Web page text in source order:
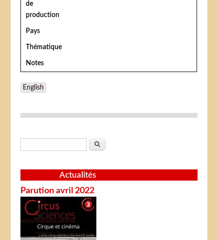
de
production
Pays
Thématique
Notes
English
Formulaire de recherche
Rechercher
Actualités
Parution avril 2022